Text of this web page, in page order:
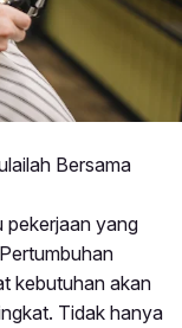
Bersama
pekerjaan yang
kebutuhan akan
Tidak hanya